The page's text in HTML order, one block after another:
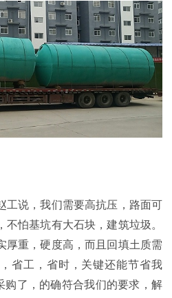
工说，我们需要高抗压，路面可
不怕基坑有大石块，建筑垃圾。
厚重，硬度高，而且回填土质需
省工，省时，关键还能节省我
购了，的确符合我们的要求，解